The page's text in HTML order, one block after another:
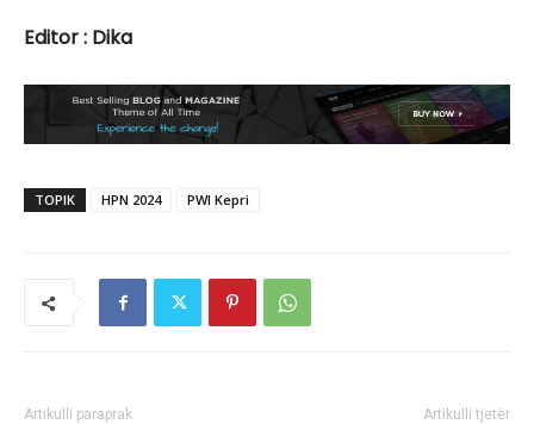
Editor : Dika
TOPIK HPN 2024 PWI Kepri
Artikulli paraprak Artikulli tjetër